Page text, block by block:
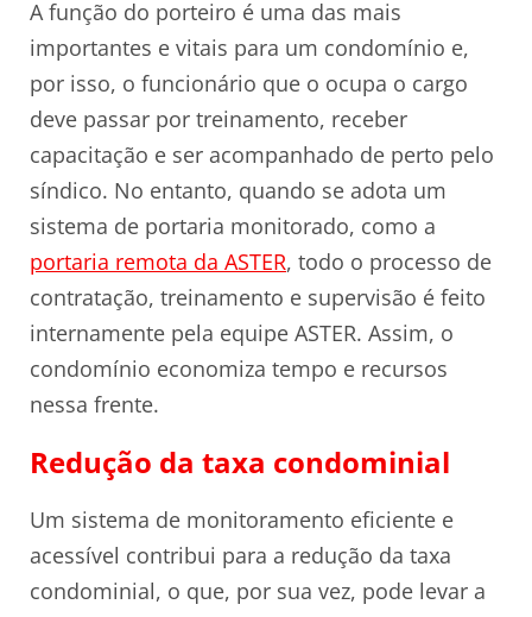
A função do porteiro é uma das mais
importantes e vitais para um condomínio e,
por isso, o funcionário que o ocupa o cargo
deve passar por treinamento, receber
capacitação e ser acompanhado de perto pelo
síndico. No entanto, quando se adota um
sistema de portaria monitorado, como a
portaria remota da ASTER, todo o processo de
contratação, treinamento e supervisão é feito
internamente pela equipe ASTER. Assim, o
condomínio economiza tempo e recursos
nessa frente.
Redução da taxa condominial
Um sistema de monitoramento eficiente e
acessível contribui para a redução da taxa
condominial, o que, por sua vez, pode levar a